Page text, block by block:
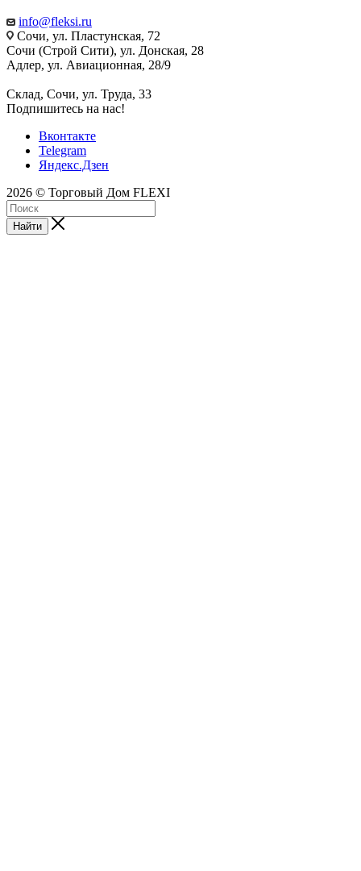
info@fleksi.ru
Сочи, ул. Пластунская, 72
Сочи (Строй Сити), ул. Донская, 28
Адлер, ул. Авиационная, 28/9
Склад, Сочи, ул. Труда, 33
Подпишитесь на нас!
Вконтакте
Telegram
Яндекс.Дзен
2026 © Торговый Дом FLEXI
Найти